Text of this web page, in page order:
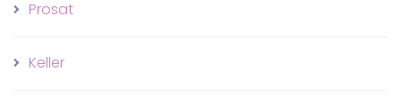
Prosat
Keller